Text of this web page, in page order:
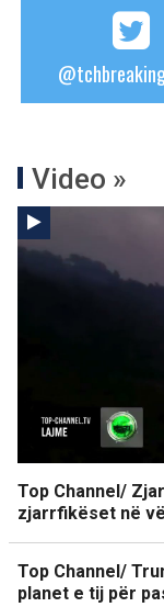
Video »
Top Channel/
zjarrfikëset në
Top Channel/
planet e tij për